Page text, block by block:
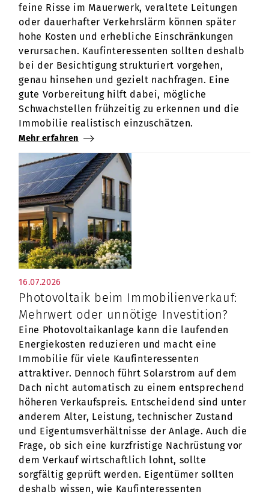
feine Risse im Mauerwerk, veraltete Leitungen
oder dauerhafter Verkehrslärm können später
hohe Kosten und erhebliche Einschränkungen
verursachen. Kaufinteressenten sollten deshalb
bei der Besichtigung strukturiert vorgehen,
genau hinsehen und gezielt nachfragen. Eine
gute Vorbereitung hilft dabei, mögliche
Schwachstellen frühzeitig zu erkennen und die
Immobilie realistisch einzuschätzen.
Mehr erfahren
16.07.2026
Photovoltaik beim Immobilienverkauf:
Mehrwert oder unnötige Investition?
Eine Photovoltaikanlage kann die laufenden
Energiekosten reduzieren und macht eine
Immobilie für viele Kaufinteressenten
attraktiver. Dennoch führt Solarstrom auf dem
Dach nicht automatisch zu einem entsprechend
höheren Verkaufspreis. Entscheidend sind unter
anderem Alter, Leistung, technischer Zustand
und Eigentumsverhältnisse der Anlage. Auch die
Frage, ob sich eine kurzfristige Nachrüstung vor
dem Verkauf wirtschaftlich lohnt, sollte
sorgfältig geprüft werden. Eigentümer sollten
deshalb wissen, wie Kaufinteressenten